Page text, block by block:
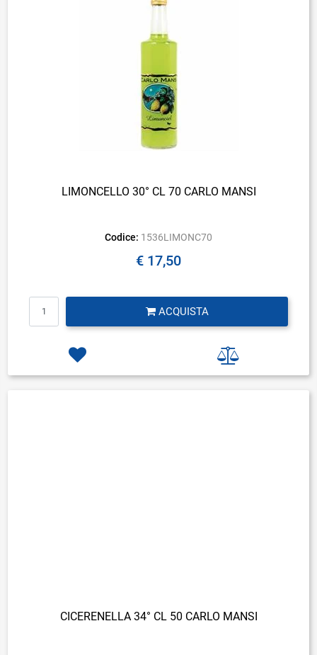
LIMONCELLO 30° CL 70 CARLO MANSI
Codice: 1536LIMONC70
€ 17,50
ACQUISTA
CICERENELLA 34° CL 50 CARLO MANSI